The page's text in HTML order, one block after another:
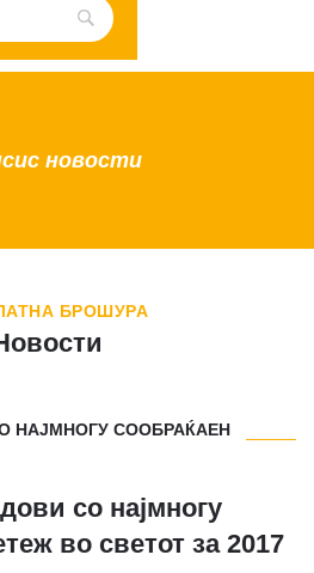
новости
БРОШУРА
НАЈМНОГУ СООБРАЌАЕН
со најмногу
во светот за 2017